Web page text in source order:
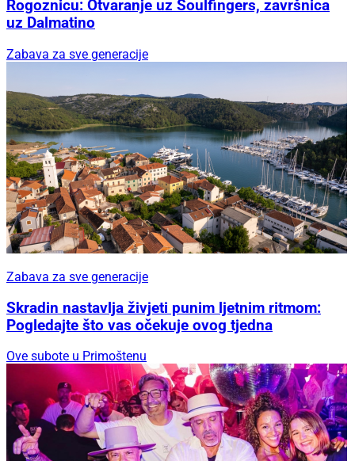
Rogoznicu: Otvaranje uz Soulfingers, završnica
uz Dalmatino
Zabava za sve generacije
Zabava za sve generacije
Skradin nastavlja živjeti punim ljetnim ritmom:
Pogledajte što vas očekuje ovog tjedna
Ove subote u Primoštenu